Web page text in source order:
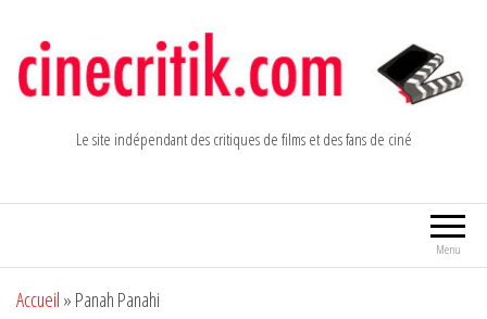
contenu
Le site indépendant des critiques de films et des fans de ciné
Menu
Accueil » Panah Panahi